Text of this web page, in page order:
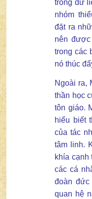
trong dữ
nhóm
đặt ra
nên
trong các
nó thúc
Ngoài ra,
thần học
tôn giáo.
hiểu biết
của tác
tâm linh.
khía
các cá
đoàn
quan hệ